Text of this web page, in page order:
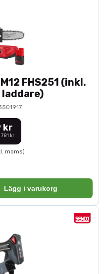
FHS251 (inkl.
kr
kr
moms)
Lägg i varukorg